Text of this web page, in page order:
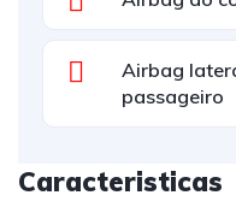
Airbag
passageiro
Caracteristicas